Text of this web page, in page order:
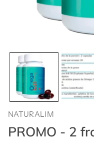
NATURALIM
PROMO - 2